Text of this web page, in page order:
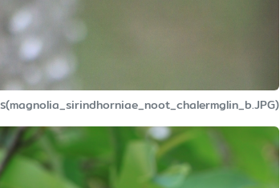
(magnolia_sirindhorniae_noot_chalermglin_b.JPG)